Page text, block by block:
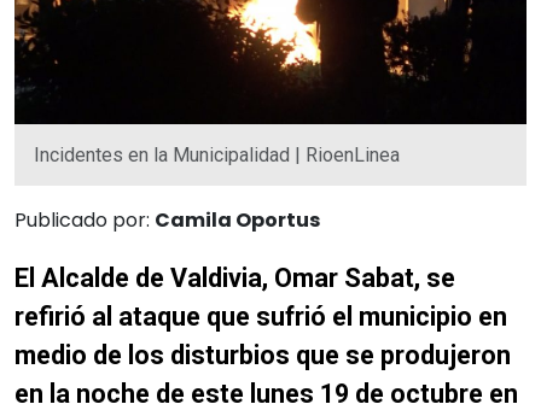
Incidentes en la Municipalidad | RioenLinea
Publicado por: Camila Oportus
El Alcalde de Valdivia, Omar Sabat, se
refirió al ataque que sufrió el municipio en
medio de los disturbios que se produjeron
en la noche de este lunes 19 de octubre en